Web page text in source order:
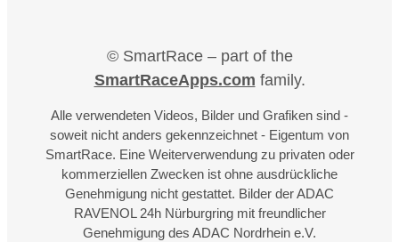
© SmartRace – part of the
SmartRaceApps.com family.
Alle verwendeten Videos, Bilder und Grafiken sind -
soweit nicht anders gekennzeichnet - Eigentum von
SmartRace. Eine Weiterverwendung zu privaten oder
kommerziellen Zwecken ist ohne ausdrückliche
Genehmigung nicht gestattet. Bilder der ADAC
RAVENOL 24h Nürburgring mit freundlicher
Genehmigung des ADAC Nordrhein e.V.